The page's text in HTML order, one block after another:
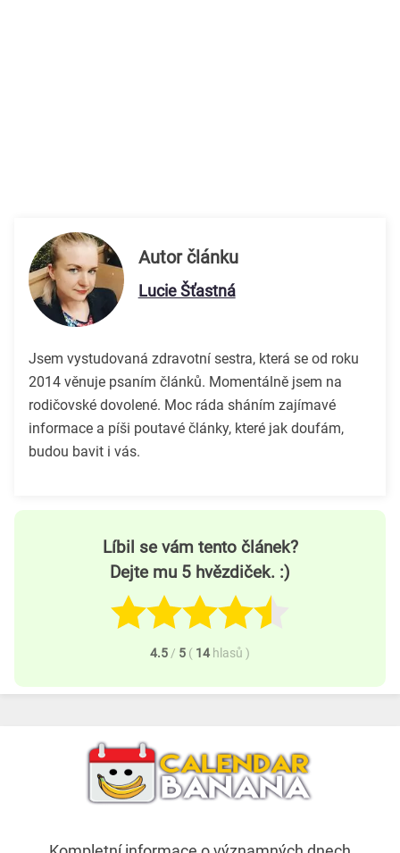
Autor článku
Lucie Šťastná
Jsem vystudovaná zdravotní sestra, která se od roku
2014 věnuje psaním článků. Momentálně jsem na
rodičovské dovolené. Moc ráda sháním zajímavé
informace a píši poutavé články, které jak doufám,
budou bavit i vás.
Líbil se vám tento článek?
Dejte mu 5 hvězdiček. :)
4.5 / 5 ( 14 hlasů )